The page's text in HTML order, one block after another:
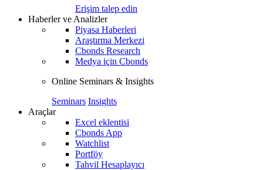
Erişim talep edin
Haberler ve Analizler
Piyasa Haberleri
Araştırma Merkezi
Cbonds Research
Medya için Cbonds
Online Seminars & Insights
Seminars Insights
Araçlar
Excel eklentisi
Cbonds App
Watchlist
Portföy
Tahvil Hesaplayıcı